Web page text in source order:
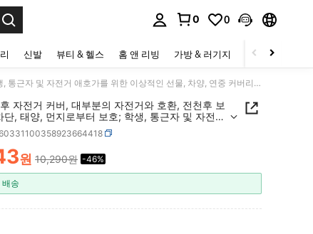
0 0
신발 뷰티 & 헬스 홈 앤 리빙 가방 & 러기지 스포츠 & 아웃
1개 전천후 자전거 커버, 대부분의 자전거와 호환, 전천후 보호, UV 차단, 태양, 먼지로부터 보호; 학생, 통근자 및 자전거 애호가를 위한 이상적인 선물, 차양, 연중 커버리지, [아내와 어머니를 위한 명절 선물] 스타일 및 색상 무작위
자전거 커버, 대부분의 자전거와 호환, 전천후 보
단, 태양, 먼지로부터 보호; 학생, 통근자 및 자전거
위한 이상적인 선물, 차양, 연중 커버리지, [아내와
위한 명절 선물] 스타일 및 색상 무작위
AND AVAILABILITY
원 10,290원 -46%
배송